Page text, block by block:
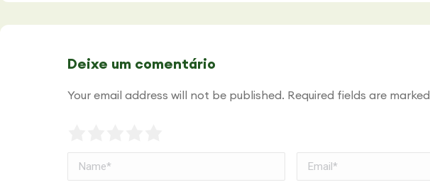
Deixe um comentário
Your email address will not be published. Required fields are marked
Name * Email *